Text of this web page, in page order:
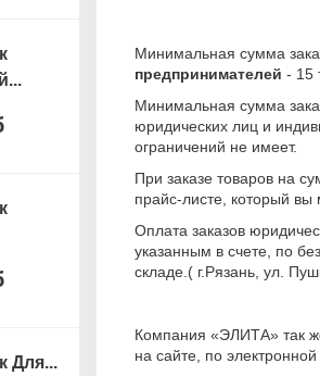
Для...
Минимальная сумма
предпринимателей - 15
Минимальная сумма
юридических лиц и
ограничений не имеет.
При заказе товаров на
прайс-листе, который вы
Оплата заказов
указанным в счете, по
складе.( г.Рязань, ул.
Компания «ЭЛИТА» так
на сайте, по электронной